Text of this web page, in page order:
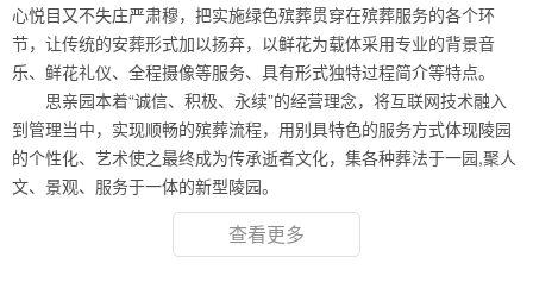
心悦目又不失庄严肃穆，把实施绿色殡葬贯穿在殡葬服务的各个环
节，让传统的安葬形式加以扬弃，以鲜花为载体采用专业的背景音
乐、鲜花礼仪、全程摄像等服务、具有形式独特过程简介等特点。
思亲园本着“诚信、积极、永续”的经营理念，将互联网技术融入
到管理当中，实现顺畅的殡葬流程，用别具特色的服务方式体现陵园
的个性化、艺术使之最终成为传承逝者文化，集各种葬法于一园,聚人
文、景观、服务于一体的新型陵园。
查看更多